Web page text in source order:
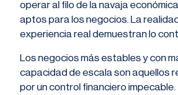
operar al filo de la navaja
aptos para los negocios. La
experiencia real demuestran lo
Los negocios más estables y con
capacidad de escala son aquellos
por un control financiero impecable.